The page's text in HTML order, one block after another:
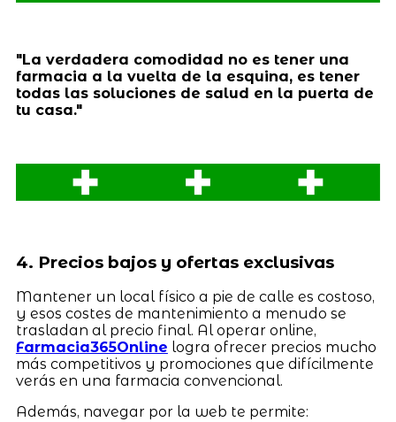
"La verdadera comodidad no es tener una
farmacia a la vuelta de la esquina, es tener
todas las soluciones de salud en la puerta de
tu casa."
4. Precios bajos y ofertas exclusivas
Mantener un local físico a pie de calle es costoso,
y esos costes de mantenimiento a menudo se
trasladan al precio final. Al operar online,
Farmacia365Online logra ofrecer precios mucho
más competitivos y promociones que difícilmente
verás en una farmacia convencional.
Además, navegar por la web te permite: